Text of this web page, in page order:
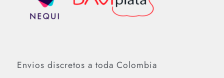
Envios discretos a toda Colombia